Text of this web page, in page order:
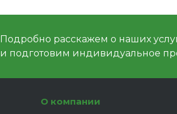
Подробно расскажем о наших
и подготовим индивидуальное
О компании